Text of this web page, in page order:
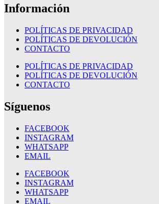
Información
POLÍTICAS DE PRIVACIDAD
POLÍTICAS DE DEVOLUCIÓN
CONTACTO
POLÍTICAS DE PRIVACIDAD
POLÍTICAS DE DEVOLUCIÓN
CONTACTO
Síguenos
FACEBOOK
INSTAGRAM
WHATSAPP
EMAIL
FACEBOOK
INSTAGRAM
WHATSAPP
EMAIL